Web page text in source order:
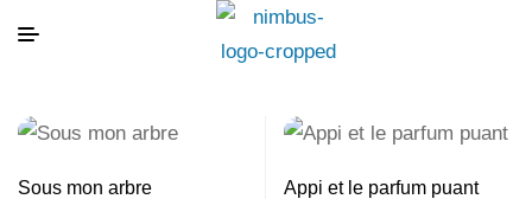
Sous mon arbre Appi et le parfum puant